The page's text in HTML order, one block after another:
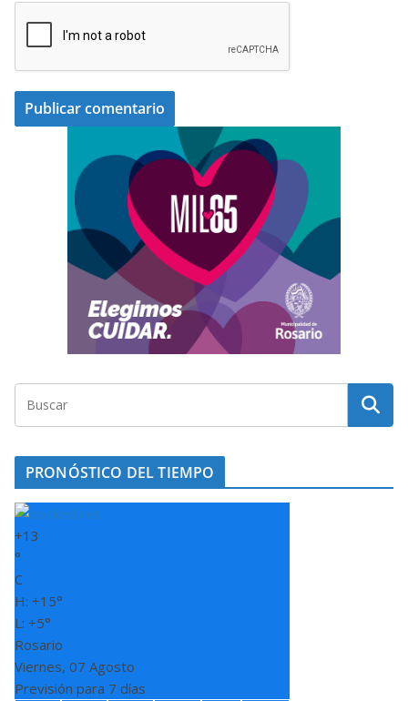
PRONÓSTICO DEL TIEMPO
+13
°
C
H: +15°
L: +5°
Rosario
Viernes, 07 Agosto
Previsión para 7 días